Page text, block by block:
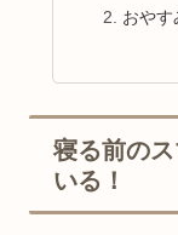
おや
寝る前の
いる！